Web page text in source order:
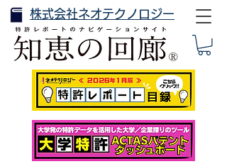
株式会社ネオテクノロジー